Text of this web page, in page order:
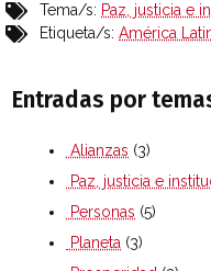
Tema/s: Paz, justicia e
Etiqueta/s: América
Entradas por
Alianzas (3)
Paz, justicia e
Personas (5)
Planeta (3)